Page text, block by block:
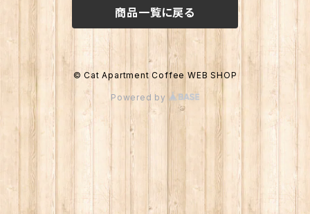
商品一覧に戻る
© Cat Apartment Coffee WEB SHOP
Powered by